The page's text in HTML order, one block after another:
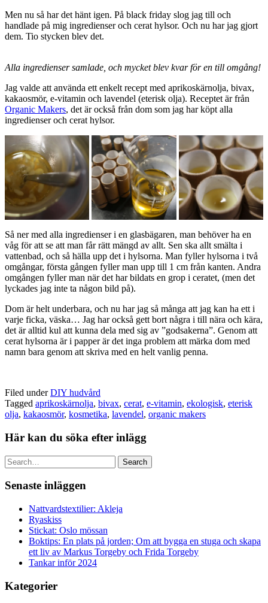
Men nu så har det hänt igen. På black friday slog jag till och
handlade på mig ingredienser och cerat hylsor. Och nu har jag gjort
dem. Tio stycken blev det.
Alla ingredienser samlade, och mycket blev kvar för en till omgång!
Jag valde att använda ett enkelt recept med aprikoskärnolja, bivax,
kakaosmör, e-vitamin och lavendel (eterisk olja). Receptet är från
Organic Makers, det är också från dom som jag har köpt alla
ingredienser och cerat hylsor.
Så ner med alla ingredienser i en glasbägaren, man behöver ha en
våg för att se att man får rätt mängd av allt. Sen ska allt smälta i
vattenbad, och så hälla upp det i hylsorna. Man fyller hylsorna i två
omgångar, första gången fyller man upp till 1 cm från kanten. Andra
omgången fyller man när det har bildats en grop i ceratet, (men det
lyckades jag inte ta någon bild på).
Dom är helt underbara, och nu har jag så många att jag kan ha ett i
varje ficka, väska… Jag har också gett bort några i till nära och kära,
det är alltid kul att kunna dela med sig av ”godsakerna”. Genom att
cerat hylsorna är i papper är det inga problem att märka dom med
namn bara genom att skriva med en helt vanlig penna.
Filed underDIY hudvård
Tagged aprikoskärnolja, bivax, cerat, e-vitamin, ekologisk, eterisk
olja, kakaosmör, kosmetika, lavendel, organic makers
Här kan du söka efter inlägg
Search
Senaste inläggen
Nattvardstextilier: Akleja
Ryaskiss
Stickat: Oslo mössan
Boktips: En plats på jorden; Om att bygga en stuga och skapa
ett liv av Markus Torgeby och Frida Torgeby
Tankar inför 2024
Kategorier